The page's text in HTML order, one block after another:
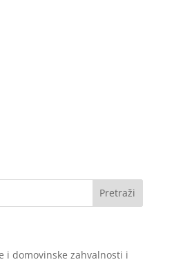
i domovinske zahvalnosti i